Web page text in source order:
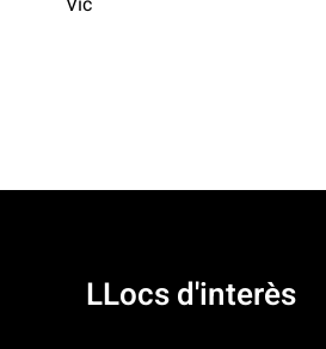
LLocs d'interès